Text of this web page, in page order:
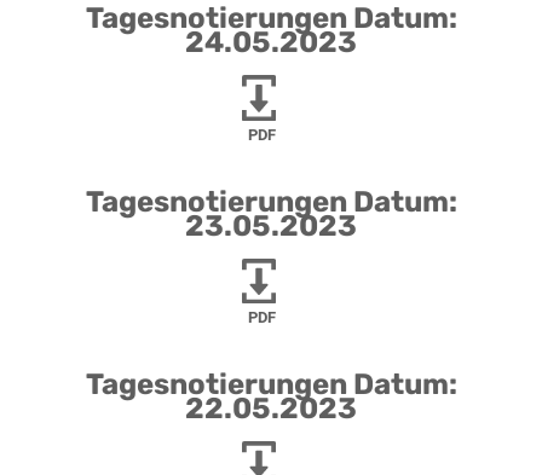
Tagesnotierungen Datum:
24.05.2023
PDF
Tagesnotierungen Datum:
23.05.2023
PDF
Tagesnotierungen Datum:
22.05.2023